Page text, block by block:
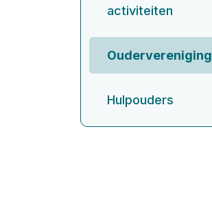
Kennismakingactiviteiten
Oudervereniging
Hulpouders